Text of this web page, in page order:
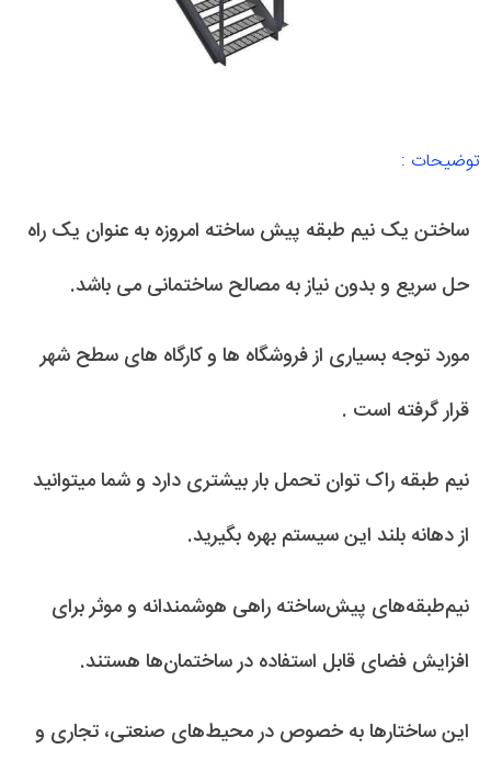
توضیحات :
ساختن یک نیم طبقه پیش ساخته امروزه به عنوان یک راه
حل سریع و بدون نیاز به مصالح ساختمانی می باشد.
مورد توجه بسیاری از فروشگاه ها و کارگاه های سطح شهر
قرار گرفته است .
نیم طبقه راک توان تحمل بار بیشتری دارد و شما میتوانید
از دهانه بلند این سیستم بهره بگیرید.
نیم‌طبقه‌های پیش‌ساخته راهی هوشمندانه و موثر برای
افزایش فضای قابل استفاده در ساختمان‌ها هستند.
این ساختارها به خصوص در محیط‌های صنعتی، تجاری و